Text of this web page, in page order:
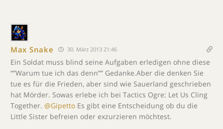
Max Snake 30. März 2013 21:46
Ein Soldat muss blind seine Aufgaben erledigen ohne diese
“”Warum tue ich das denn”” Gedanke.Aber die denken Sie
tue es für die Frieden, aber sind wie Sauerland geschrieben
hat Mörder. Sowas erlebe ich bei Tactics Ogre: Let Us Cling
Together. @Gipetto Es gibt eine Entscheidung ob du die
Little Sister befreien oder exzurzieren möchtest.